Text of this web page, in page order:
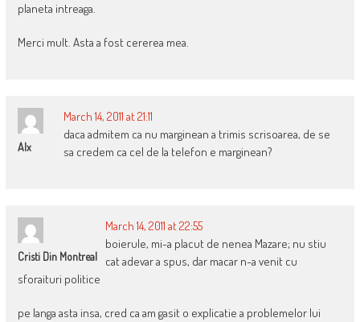
planeta intreaga.
Merci mult. Asta a fost cererea mea.
Alx
March 14, 2011 at 21:11
daca admitem ca nu marginean a trimis scrisoarea, de se
sa credem ca cel de la telefon e marginean?
Cristi Din Montreal
March 14, 2011 at 22:55
boierule, mi-a placut de nenea Mazare; nu stiu
cat adevar a spus, dar macar n-a venit cu
sforaituri politice
pe langa asta insa, cred ca am gasit o explicatie a problemelor lui